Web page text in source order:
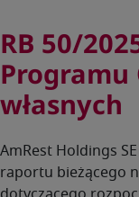
RB 50/
własnych
AmRest Holdings SE
raportu bieżącego